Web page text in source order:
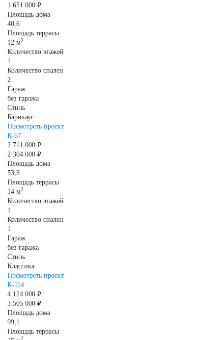
1 651 000 ₽
Площадь дома
40,6
Площадь террасы
12 м2
Количество этажей
1
Количество спален
2
Гараж
без гаража
Стиль
Барнхаус
Посмотреть проект
К-67
2 711 000 ₽
2 304 000 ₽
Площадь дома
53,3
Площадь террасы
14 м2
Количество этажей
1
Количество спален
1
Гараж
без гаража
Стиль
Классика
Посмотреть проект
К-114
4 124 000 ₽
3 505 000 ₽
Площадь дома
99,1
Площадь террасы
2